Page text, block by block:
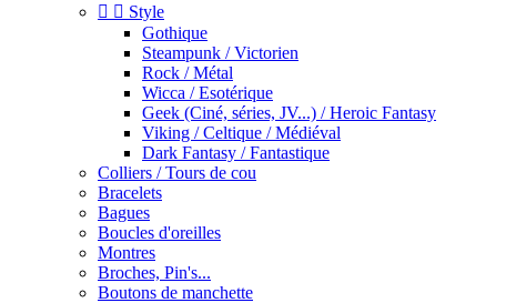
  Style
Gothique
Steampunk / Victorien
Rock / Métal
Wicca / Esotérique
Geek (Ciné, séries, JV...) / Heroic Fantasy
Viking / Celtique / Médiéval
Dark Fantasy / Fantastique
Colliers / Tours de cou
Bracelets
Bagues
Boucles d'oreilles
Montres
Broches, Pin's...
Boutons de manchette